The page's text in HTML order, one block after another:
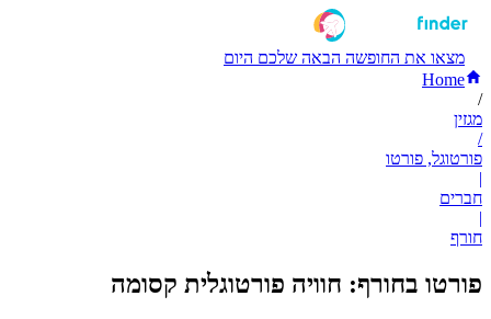
מצאו את החופשה הבאה שלכם היום
Home
/
מגזין
/
פורטוגל, פורטו
|
חברים
|
חורף
פורטו בחורף: חוויה פורטוגלית קסומה